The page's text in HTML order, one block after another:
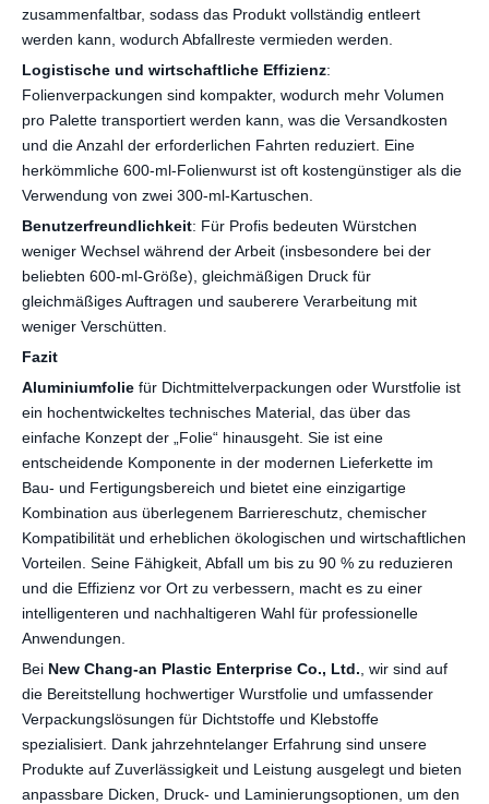
zusammenfaltbar, sodass das Produkt vollständig entleert
werden kann, wodurch Abfallreste vermieden werden.
Logistische und wirtschaftliche Effizienz:
Folienverpackungen sind kompakter, wodurch mehr Volumen
pro Palette transportiert werden kann, was die Versandkosten
und die Anzahl der erforderlichen Fahrten reduziert. Eine
herkömmliche 600-ml-Folienwurst ist oft kostengünstiger als die
Verwendung von zwei 300-ml-Kartuschen.
Benutzerfreundlichkeit: Für Profis bedeuten Würstchen
weniger Wechsel während der Arbeit (insbesondere bei der
beliebten 600-ml-Größe), gleichmäßigen Druck für
gleichmäßiges Auftragen und sauberere Verarbeitung mit
weniger Verschütten.
Fazit
Aluminiumfolie für Dichtmittelverpackungen oder Wurstfolie ist
ein hochentwickeltes technisches Material, das über das
einfache Konzept der „Folie“ hinausgeht. Sie ist eine
entscheidende Komponente in der modernen Lieferkette im
Bau- und Fertigungsbereich und bietet eine einzigartige
Kombination aus überlegenem Barriereschutz, chemischer
Kompatibilität und erheblichen ökologischen und wirtschaftlichen
Vorteilen. Seine Fähigkeit, Abfall um bis zu 90 % zu reduzieren
und die Effizienz vor Ort zu verbessern, macht es zu einer
intelligenteren und nachhaltigeren Wahl für professionelle
Anwendungen.
Bei New Chang-an Plastic Enterprise Co., Ltd. , wir sind auf
die Bereitstellung hochwertiger Wurstfolie und umfassender
Verpackungslösungen für Dichtstoffe und Klebstoffe
spezialisiert. Dank jahrzehntelanger Erfahrung sind unsere
Produkte auf Zuverlässigkeit und Leistung ausgelegt und bieten
anpassbare Dicken, Druck- und Laminierungsoptionen, um den